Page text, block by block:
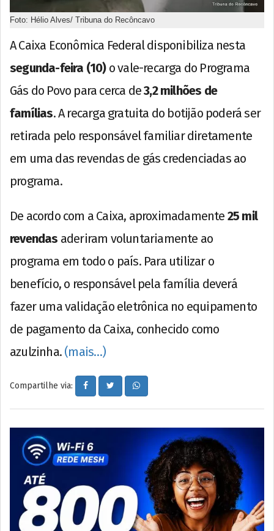
Foto: Hélio Alves/ Tribuna do Recôncavo
A Caixa Econômica Federal disponibiliza nesta
segunda-feira (10)o vale-recarga do Programa
Gás do Povo para cerca de3,2 milhões de
famílias. A recarga gratuita do botijão poderá ser
retirada pelo responsável familiar diretamente
em uma das revendas de gás credenciadas ao
programa.
De acordo com a Caixa, aproximadamente 25 mil
revendas aderiram voluntariamente ao
programa em todo o país. Para utilizar o
benefício, o responsável pela família deverá
fazer uma validação eletrônica no equipamento
de pagamento da Caixa, conhecido como
azulzinha. (mais…)
Compartilhe via: